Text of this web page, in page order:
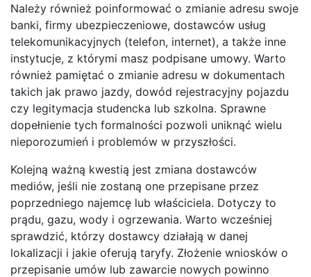
Należy również poinformować o zmianie adresu swoje
banki, firmy ubezpieczeniowe, dostawców usług
telekomunikacyjnych (telefon, internet), a także inne
instytucje, z którymi masz podpisane umowy. Warto
również pamiętać o zmianie adresu w dokumentach
takich jak prawo jazdy, dowód rejestracyjny pojazdu
czy legitymacja studencka lub szkolna. Sprawne
dopełnienie tych formalności pozwoli uniknąć wielu
nieporozumień i problemów w przyszłości.
Kolejną ważną kwestią jest zmiana dostawców
mediów, jeśli nie zostaną one przepisane przez
poprzedniego najemcę lub właściciela. Dotyczy to
prądu, gazu, wody i ogrzewania. Warto wcześniej
sprawdzić, którzy dostawcy działają w danej
lokalizacji i jakie oferują taryfy. Złożenie wniosków o
przepisanie umów lub zawarcie nowych powinno